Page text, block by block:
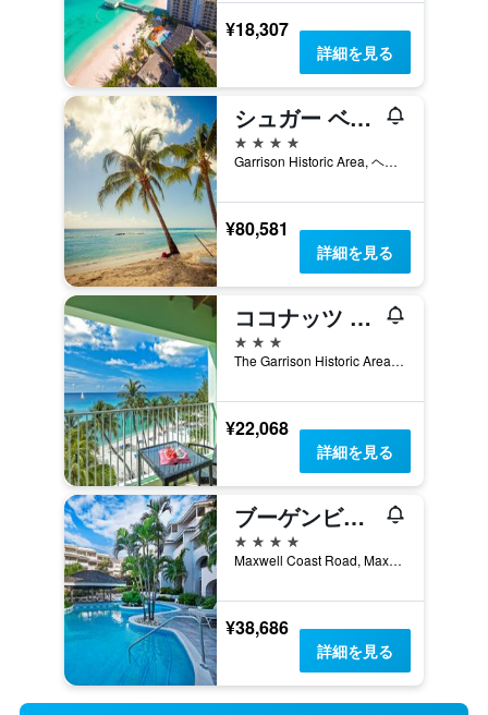
¥18,307
詳細を見る
シュガー ベイ バルバドス - オール インクルーシブ
4つ星
Garrison Historic Area, ヘイスティングズ, バルバドス
¥80,581
詳細を見る
ココナッツ コート ビーチ ホテル
3つ星
The Garrison Historic Area, ブリッジタウン, バルバドス
¥22,068
詳細を見る
ブーゲンビリア バルバドス
4つ星
Maxwell Coast Road, Maxwell Beach, Saint Lawrence Gap (Near Hastings), Christ Church, 0, ドーバー, バルバドス
¥38,686
詳細を見る